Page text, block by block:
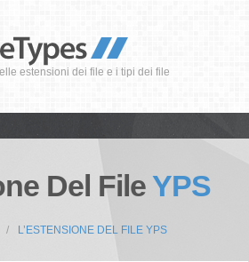
estensioni dei file e i tipi dei file
Del File YPS
L’ESTENSIONE DEL FILE YPS